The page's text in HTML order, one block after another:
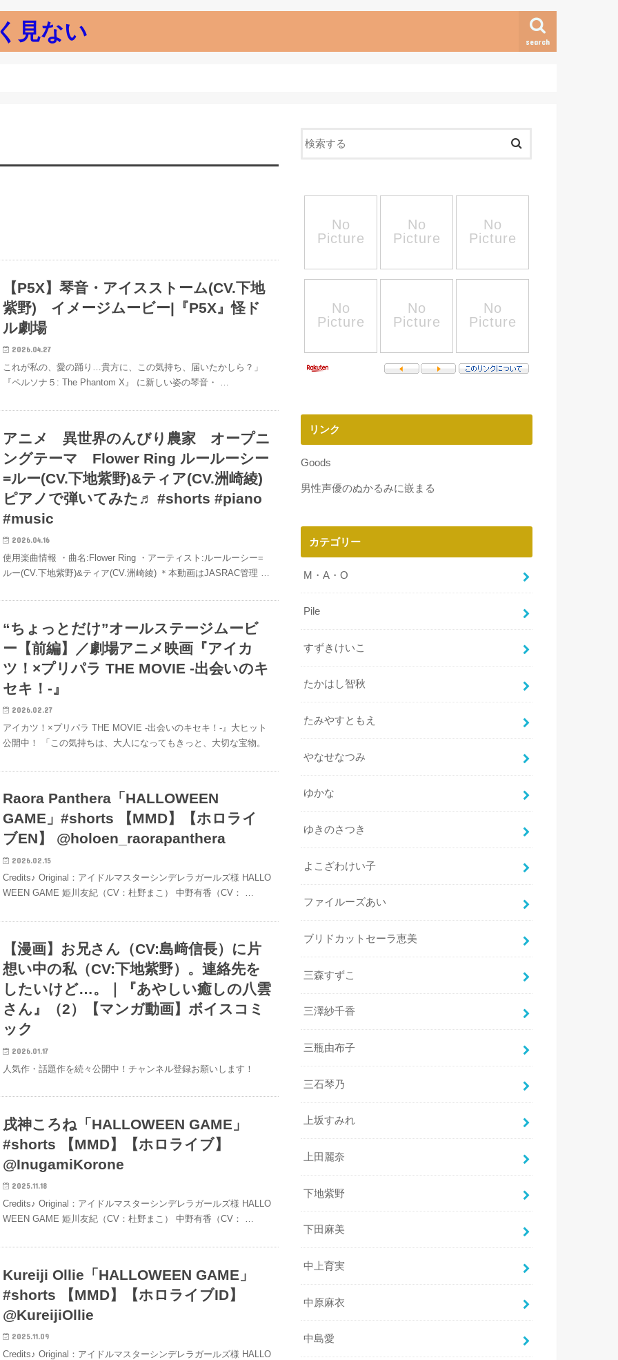
見ない search
【P5X】琴音・アイスストーム(CV.下地
紫野) イメージムービー|『P5X』怪ド
ル劇場
2026.04.27
これが私の、愛の踊り…貴方に、この気持ち、届いたかしら？」
『ペルソナ５: The Phantom X』 に新しい姿の琴音・ …
アニメ 異世界のんびり農家 オープニ
ングテーマ Flower Ring ルールーシー
=ルー(CV.下地紫野)&ティア(CV.洲崎綾)
ピアノで弾いてみた♬ #shorts #piano
#music
2026.04.16
使用楽曲情報 ・曲名:Flower Ring ・アーティスト:ルールーシー=
ルー(CV.下地紫野)&ティア(CV.洲崎綾) ＊本動画はJASRAC管理 …
“ちょっとだけ”オールステージムービ
ー【前編】／劇場アニメ映画『アイカ
ツ！×プリパラ THE MOVIE -出会いのキ
セキ！-』
2026.02.27
アイカツ！×プリパラ THE MOVIE -出会いのキセキ！-』大ヒット
公開中！ 「この気持ちは、大人になってもきっと、大切な宝物。
Raora Panthera「HALLOWEEN
GAME」#shorts 【MMD】【ホロライ
ブEN】‪ @holoen_raorapanthera
2026.02.15
Credits♪ Original：アイドルマスターシンデレラガールズ様 HALLO
WEEN GAME 姫川友紀（CV：杜野まこ） 中野有香（CV： …
【漫画】お兄さん（CV:島﨑信長）に片
想い中の私（CV:下地紫野）。連絡先を
したいけど…。｜『あやしい癒しの八雲
さん』（2）【マンガ動画】ボイスコミ
ック
2026.01.17
人気作・話題作を続々公開中！チャンネル登録お願いします！
戌神ころね「HALLOWEEN GAME」
#shorts 【MMD】【ホロライブ】‪
@InugamiKorone
2025.11.18
Credits♪ Original：アイドルマスターシンデレラガールズ様 HALLO
WEEN GAME 姫川友紀（CV：杜野まこ） 中野有香（CV： …
Kureiji Ollie「HALLOWEEN GAME」
#shorts 【MMD】【ホロライブID】‪
@KureijiOllie
2025.11.09
Credits♪ Original：アイドルマスターシンデレラガールズ様 HALLO
リンク
Goods
男性声優のぬかるみに嵌まる
カテゴリー
M・A・O
Pile
すずきけいこ
たかはし智秋
たみやすともえ
やなせなつみ
ゆかな
ゆきのさつき
よこざわけい子
ファイルーズあい
ブリドカットセーラ恵美
三森すずこ
三澤紗千香
三瓶由布子
三石琴乃
上坂すみれ
上田麗奈
下地紫野
下田麻美
中上育実
中原麻衣
中島愛